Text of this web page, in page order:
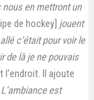
nous en mettront un
de hockey] jouent
c’était pour voir le
de là je ne pouvais
Il ajoute
est